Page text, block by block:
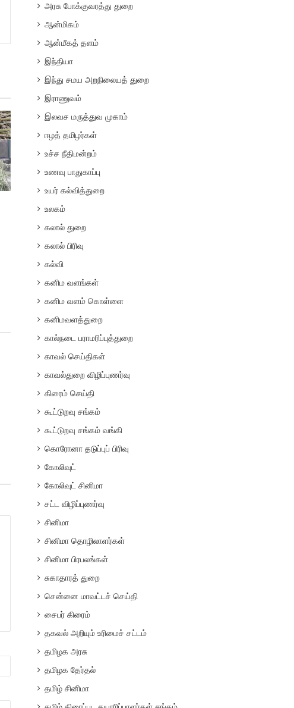
அரசு போக்குவரத்து துறை
ஆன்மிகம்
ஆன்மீகத் தளம்
இந்தியா
இந்து சமய அறநிலையத் துறை
இராணுவம்
இலவச மருத்துவ முகாம்
ஈழத் தமிழர்கள்
உச்ச நீதிமன்றம்
உணவு பாதுகாப்பு
உயர் கல்வித்துறை
உலகம்
கலால் துறை
கலால் பிரிவு
கல்வி
கனிம வளங்கள்
கனிம வளம் கொள்ளை
கனிமவளத்துறை
கால்நடை பராமரிப்புத்துறை
காவல் செய்திகள்
காவல்துறை விழிப்புணர்வு
கிரைம் செய்தி
கூட்டுறவு சங்கம்
கூட்டுறவு சங்கம் வங்கி
கொரோனா தடுப்புப் பிரிவு
கோலிவுட்
கோலிவுட் சினிமா
சட்ட விழிப்புணர்வு
சினிமா
சினிமா தொழிலாளர்கள்
சினிமா பிரபலங்கள்
சுகாதாரத் துறை
சென்னை மாவட்டச் செய்தி
சைபர் கிரைம்
தகவல் அறியும் உரிமைச் சட்டம்
தமிழக அரசு
தமிழக தேர்தல்
தமிழ் சினிமா